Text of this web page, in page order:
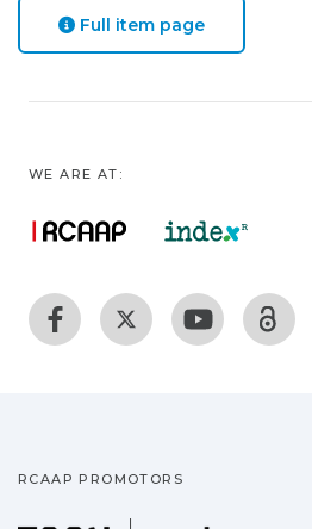
Full item page
WE ARE AT:
RCAAP PROMOTORS